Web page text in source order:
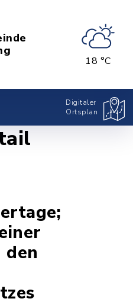
18 °C
Digitaler
Ortsplan
den